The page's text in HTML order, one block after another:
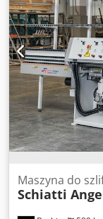
prowadzony na
regulacja
Rpex Ag Sea -
metry - Długość
Maszyna do
Schiatti